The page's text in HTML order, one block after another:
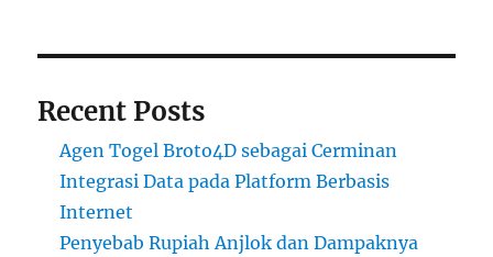
Recent Posts
Agen Togel Broto4D sebagai Cerminan
Integrasi Data pada Platform Berbasis
Internet
Penyebab Rupiah Anjlok dan Dampaknya